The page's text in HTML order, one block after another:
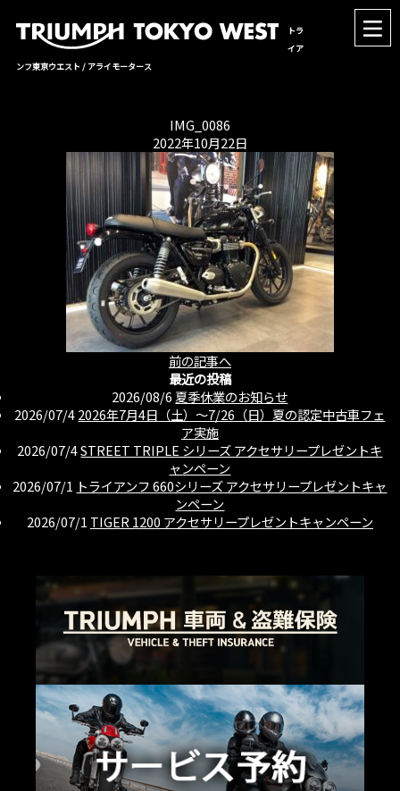
トラ
イア
ンフ東京ウエスト / アライモータース
IMG_0086
2022年10月22日
前の記事へ
最近の投稿
2026/08/6 夏季休業のお知らせ
2026/07/42026年7月4日（土）〜7/26（日）夏の認定中古車フェ
ア実施
2026/07/4STREET TRIPLE シリーズ アクセサリープレゼントキ
ャンペーン
2026/07/1 トライアンフ 660シリーズ アクセサリープレゼントキャ
ンペーン
2026/07/1 TIGER 1200 アクセサリープレゼントキャンペーン